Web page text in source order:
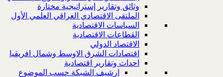
وثائق وتقارير إستراتيجية مختارة
الملتقى الاقتصادي العراقي العلمي الأول
السياسات الاقتصادية
القطاعات الاقتصادية
الاقتصاد الدولي
اقتصادات الشرق الاوسط وشمال افريقيا
احداث وتقارير اقتصادية
ارشيف الشبكة حسب الموضوع